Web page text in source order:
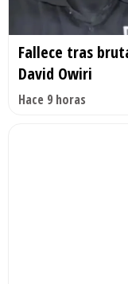
Fallece tras
David Owiri
Hace 9 horas